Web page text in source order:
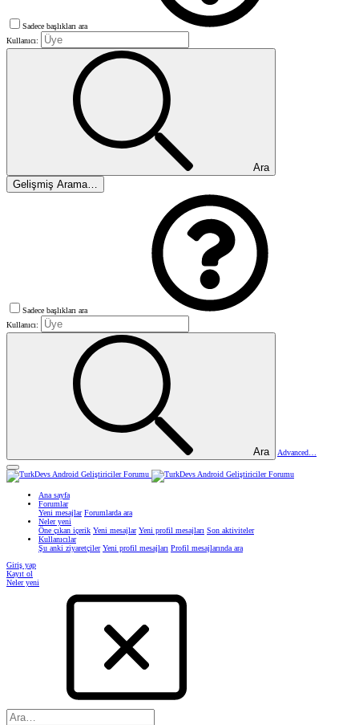
Sadece başlıkları ara
Kullanıcı:
Ara
Gelişmiş Arama…
Sadece başlıkları ara
Kullanıcı:
Ara Advanced…
Ana sayfa
Forumlar
Yeni mesajlar Forumlarda ara
Neler yeni
Öne çıkan içerik Yeni mesajlar Yeni profil mesajları Son aktiviteler
Kullanıcılar
Şu anki ziyaretçiler Yeni profil mesajları Profil mesajlarında ara
Giriş yap
Kayıt ol
Neler yeni